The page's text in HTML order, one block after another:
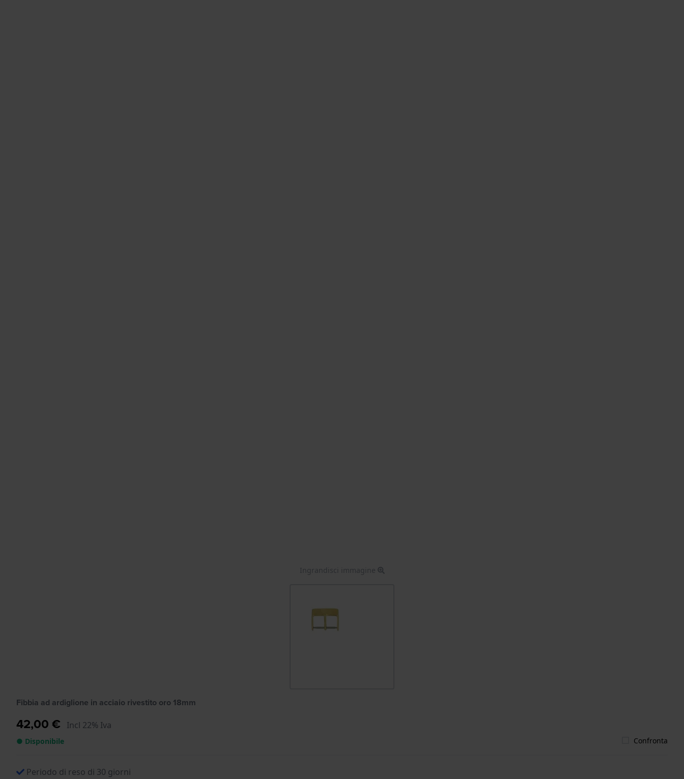
Ingrandisci immagine
Fibbia ad ardiglione in acciaio rivestito oro 18mm
42,00 € Incl 22% Iva
● Disponibile Confronta
Periodo di reso di 30 giorni